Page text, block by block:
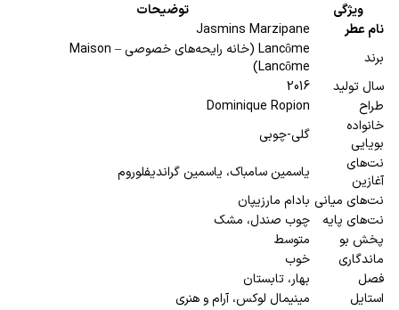
ویژگی
توضیحات
نام عطر
Jasmins Marzipane
برند
Lancôme (خانه رایحه‌های خصوصی – Maison
Lancôme)
سال تولید
2016
طراح
Dominique Ropion
خانواده
بویایی
گلی-چوبی
نت‌های
آغازین
یاسمین سامباک، یاسمین گراندیفلوروم
نت‌های میانی بادام مارزیپان
نت‌های پایه
چوب صندل، مشک
پخش بو
متوسط
ماندگاری
خوب
فصل
بهار، تابستان
استایل
مینیمال لوکس، آرام و هنری